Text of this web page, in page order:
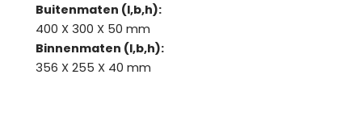
Buitenmaten (l,b,h):
400 X 300 X 50 mm
Binnenmaten (l,b,h):
356 X 255 X 40 mm